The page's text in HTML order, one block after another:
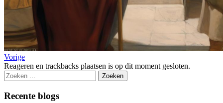
Vorige
Reageren en trackbacks plaatsen is op dit moment gesloten.
Zoeken
naar:
Recente blogs